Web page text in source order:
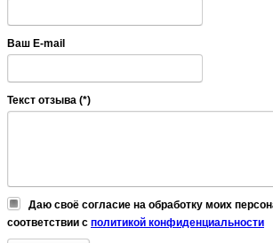
Ваш E-mail
Текст отзыва (*)
Даю своё согласие на обработку моих
соответствии с политикой конфиденциальности